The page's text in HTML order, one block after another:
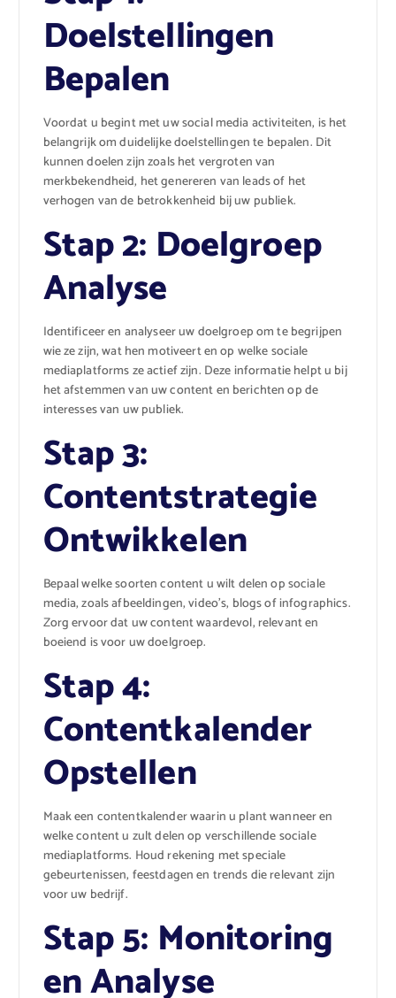
Doelstellingen
Bepalen
Voordat u begint met uw social media activiteiten, is het
belangrijk om duidelijke doelstellingen te bepalen. Dit
kunnen doelen zijn zoals het vergroten van
merkbekendheid, het genereren van leads of het
verhogen van de betrokkenheid bij uw publiek.
Stap 2: Doelgroep
Analyse
Identificeer en analyseer uw doelgroep om te begrijpen
wie ze zijn, wat hen motiveert en op welke sociale
mediaplatforms ze actief zijn. Deze informatie helpt u bij
het afstemmen van uw content en berichten op de
interesses van uw publiek.
Stap 3:
Contentstrategie
Ontwikkelen
Bepaal welke soorten content u wilt delen op sociale
media, zoals afbeeldingen, video’s, blogs of infographics.
Zorg ervoor dat uw content waardevol, relevant en
boeiend is voor uw doelgroep.
Stap 4:
Contentkalender
Opstellen
Maak een contentkalender waarin u plant wanneer en
welke content u zult delen op verschillende sociale
mediaplatforms. Houd rekening met speciale
gebeurtenissen, feestdagen en trends die relevant zijn
voor uw bedrijf.
Stap 5: Monitoring
en Analyse